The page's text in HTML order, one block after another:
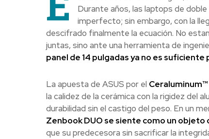
Durante años, las laptops de
imperfecto; sin embargo, con la
descifrado finalmente la ecuación. No
juntas, sino ante una herramienta de
panel de 14 pulgadas ya no es
La apuesta de ASUS por el Ceraluminum™
la calidez de la cerámica con la rigidez del
durabilidad sin el castigo del peso. En un
Zenbook DUO se siente como un objeto
que su predecesora sin sacrificar la